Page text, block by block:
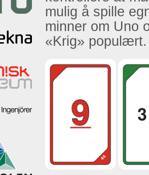
mulig å spille
minner om Uno
«Krig» populært.